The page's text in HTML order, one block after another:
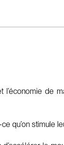
l’économie de
qu’on stimule